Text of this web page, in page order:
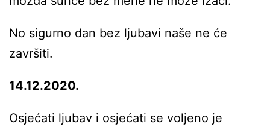
No sigurno dan bez ljubavi naše ne će
završiti.
14.12.2020.
Osjećati ljubav i osjećati se voljeno je